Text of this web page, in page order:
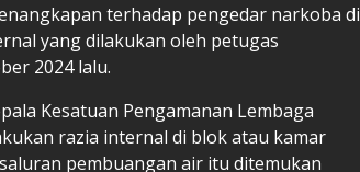
terhadap pengedar narkoba di
yang dilakukan oleh petugas
2024 lalu.
Kesatuan Pengamanan Lembaga
razia internal di blok atau kamar
pembuangan air itu ditemukan